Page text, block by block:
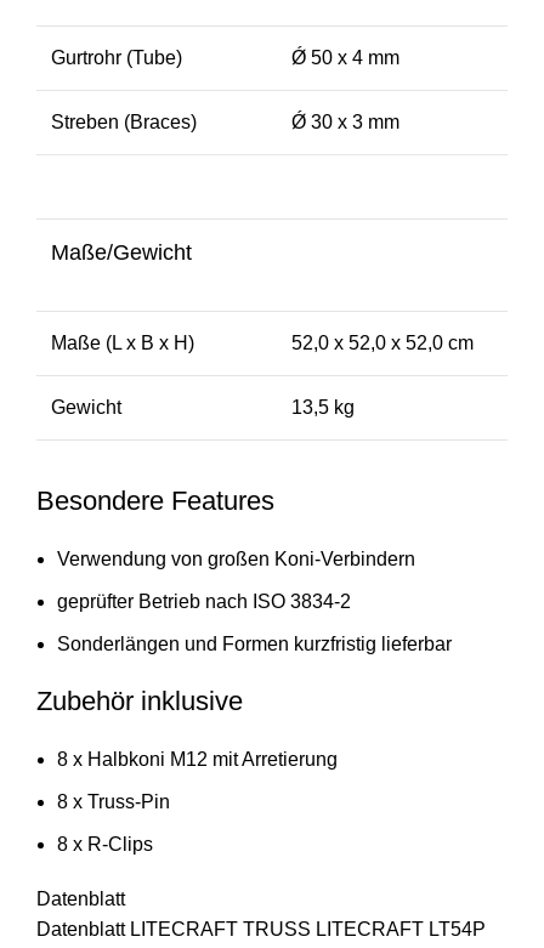
Gurtrohr (Tube) Ǿ 50 x 4 mm
Streben (Braces) Ǿ 30 x 3 mm
Maße/Gewicht
Maße (L x B x H) 52,0 x 52,0 x 52,0 cm
Gewicht 13,5 kg
Besondere Features
Verwendung von großen Koni-Verbindern
geprüfter Betrieb nach ISO 3834-2
Sonderlängen und Formen kurzfristig lieferbar
Zubehör inklusive
8 x Halbkoni M12 mit Arretierung
8 x Truss-Pin
8 x R-Clips
Datenblatt
Datenblatt LITECRAFT TRUSS LITECRAFT LT54P